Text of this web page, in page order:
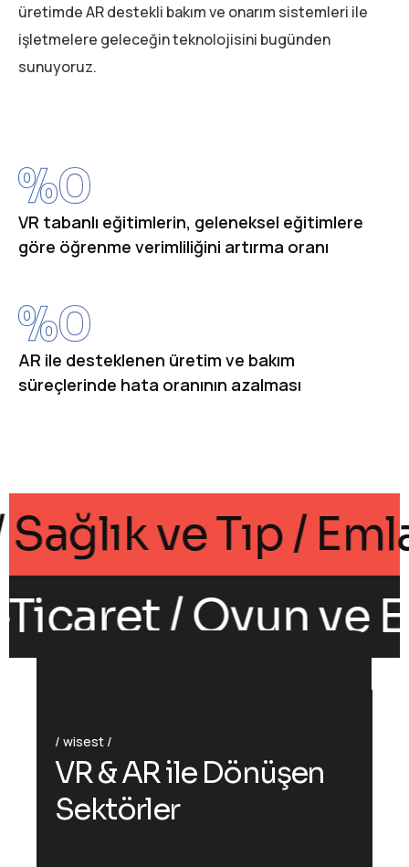
üretimde AR destekli bakım ve onarım sistemleri ile
işletmelere geleceğin teknolojisini bugünden
sunuyoruz.
VR tabanlı eğitimlerin, geleneksel eğitimlere
göre öğrenme verimliliğini artırma oranı
%0
AR ile desteklenen üretim ve bakım
süreçlerinde hata oranının azalması
%0
Sağlık ve Tıp /
/ Oyun ve
wisest
VR&ARile Dönüşen
Sektörler